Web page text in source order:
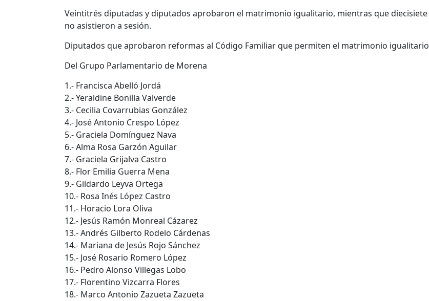
Veintitrés diputadas y diputados aprobaron el matrimonio igualitario, mientras que diecisiete
no asistieron a sesión.
Diputados que aprobaron reformas al Código Familiar que permiten el matrimonio igualitario
Del Grupo Parlamentario de Morena
1.- Francisca Abelló Jordá
2.- Yeraldine Bonilla Valverde
3.- Cecilia Covarrubias González
4.- José Antonio Crespo López
5.- Graciela Domínguez Nava
6.- Alma Rosa Garzón Aguilar
7.- Graciela Grijalva Castro
8.- Flor Emilia Guerra Mena
9.- Gildardo Leyva Ortega
10.- Rosa Inés López Castro
11.- Horacio Lora Oliva
12.- Jesús Ramón Monreal Cázarez
13.- Andrés Gilberto Rodelo Cárdenas
14.- Mariana de Jesús Rojo Sánchez
15.- José Rosario Romero López
16.- Pedro Alonso Villegas Lobo
17.- Florentino Vizcarra Flores
18.- Marco Antonio Zazueta Zazueta